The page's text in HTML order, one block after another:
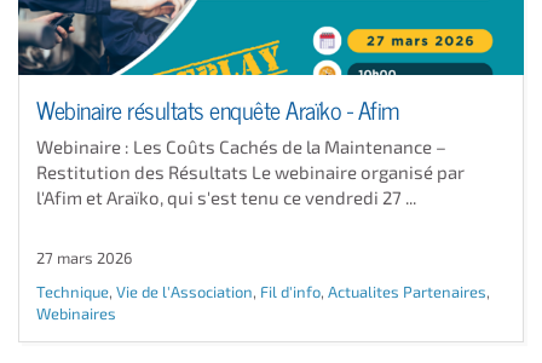
Webinaire résultats enquête Araïko - Afim
Webinaire : Les Coûts Cachés de la Maintenance –
Restitution des Résultats Le webinaire organisé par
l'Afim et Araïko, qui s'est tenu ce vendredi 27 ...
27 mars 2026
Technique, Vie de l'Association, Fil d'info, Actualites Partenaires,
Webinaires